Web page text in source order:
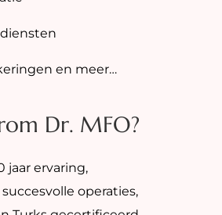
en meer…
Dr. MFO?
jaar ervaring,
operaties,